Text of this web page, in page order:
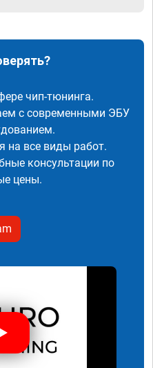
чип-тюнинга.
с современными ЭБУ
на все виды работ.
консультации по
цены.